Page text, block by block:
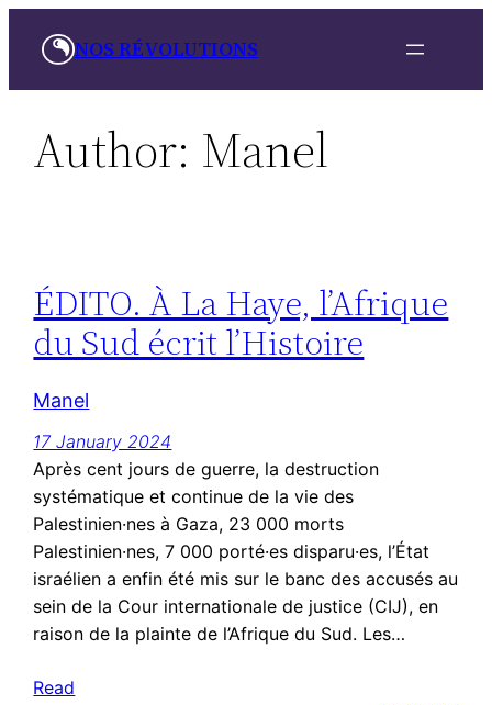
NOS RÉVOLUTIONS
Author: Manel
ÉDITO. À La Haye, l’Afrique
du Sud écrit l’Histoire
Manel
17 January 2024
Après cent jours de guerre, la destruction
systématique et continue de la vie des
Palestinien·nes à Gaza, 23 000 morts
Palestinien·nes, 7 000 porté·es disparu·es, l’État
israélien a enfin été mis sur le banc des accusés au
sein de la Cour internationale de justice (CIJ), en
raison de la plainte de l’Afrique du Sud. Les…
Read